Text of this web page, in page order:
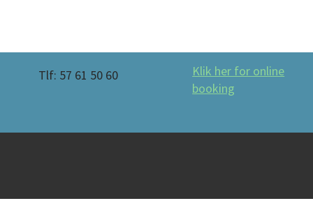
Tlf: 57 61 50 60
Klik her for online
booking